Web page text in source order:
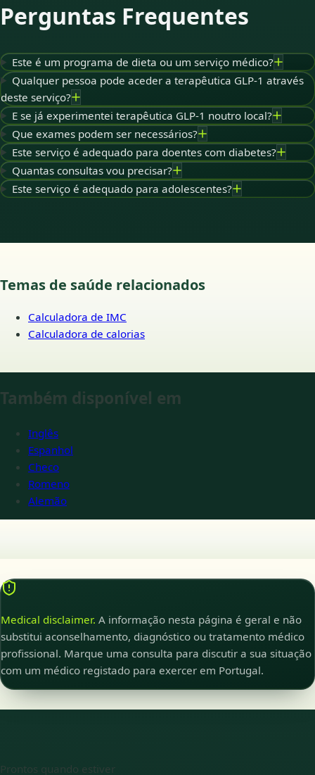
Perguntas Frequentes
Este é um programa de dieta ou um serviço médico?
Qualquer pessoa pode aceder a terapêutica GLP-1 através
deste serviço?
E se já experimentei terapêutica GLP-1 noutro local?
Que exames podem ser necessários?
Este serviço é adequado para doentes com diabetes?
Quantas consultas vou precisar?
Este serviço é adequado para adolescentes?
Temas de saúde relacionados
Calculadora de IMC
Calculadora de calorias
Também disponível em
Inglês
Espanhol
Checo
Romeno
Alemão
Medical disclaimer. A informação nesta página é geral e não
substitui aconselhamento, diagnóstico ou tratamento médico
profissional. Marque uma consulta para discutir a sua situação
com um médico registado para exercer em Portugal.
Prontos quando estiver